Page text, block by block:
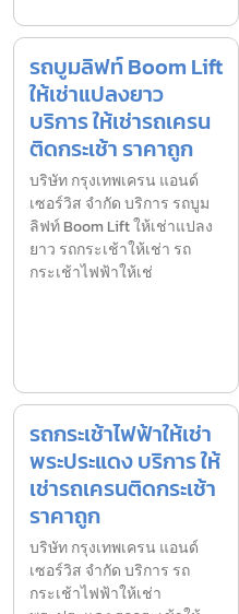
รถบูมลิฟท์ Boom Lift
ให้เช่าแปลงยาว
บริการ ให้เช่ารถเครน
ติดกระเช้า ราคาถูก
บริษัท กรุงเทพเครน แอนด์
เซอร์วิส จำกัด บริการ รถบูม
ลิฟท์ Boom Lift ให้เช่าแปลง
ยาว รถกระเช้าให้เช่า รถ
กระเช้าไฟฟ้าให้เช่
รถกระเช้าไฟฟ้าให้เช่า
พระประแดง บริการ ให้
เช่ารถเครนติดกระเช้า
ราคาถูก
บริษัท กรุงเทพเครน แอนด์
เซอร์วิส จำกัด บริการ รถ
กระเช้าไฟฟ้าให้เช่า